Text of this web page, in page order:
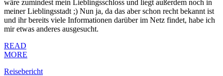
wäre zumindest mein Lieblingsschloss und liegt außerdem noch in
meiner Lieblingsstadt ;) Nun ja, da das aber schon recht bekannt ist
und ihr bereits viele Informationen darüber im Netz findet, habe ich
mir etwas anderes ausgesucht.
READ
MORE
Reisebericht